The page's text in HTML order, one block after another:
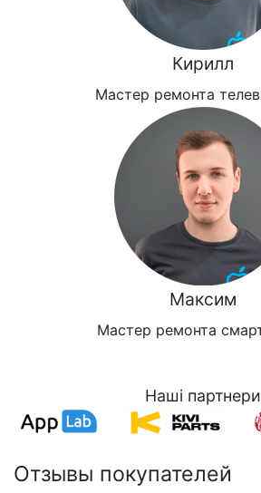
Кирилл
Мастер ремонта
Максим
Мастер ремонта
Наші партнери
Отзывы покупателей